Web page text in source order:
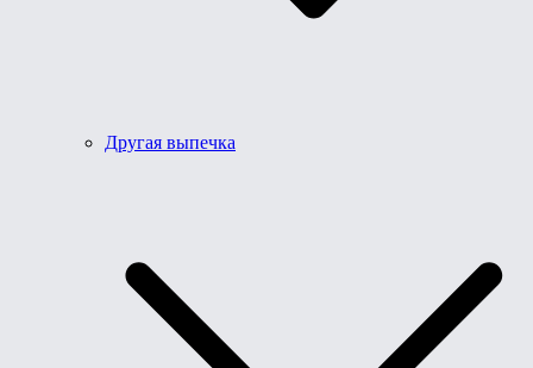
Другая выпечка